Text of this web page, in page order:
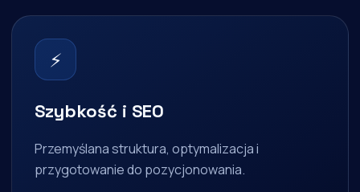
⚡
Szybkość i SEO
Przemyślana struktura, optymalizacja i
przygotowanie do pozycjonowania.